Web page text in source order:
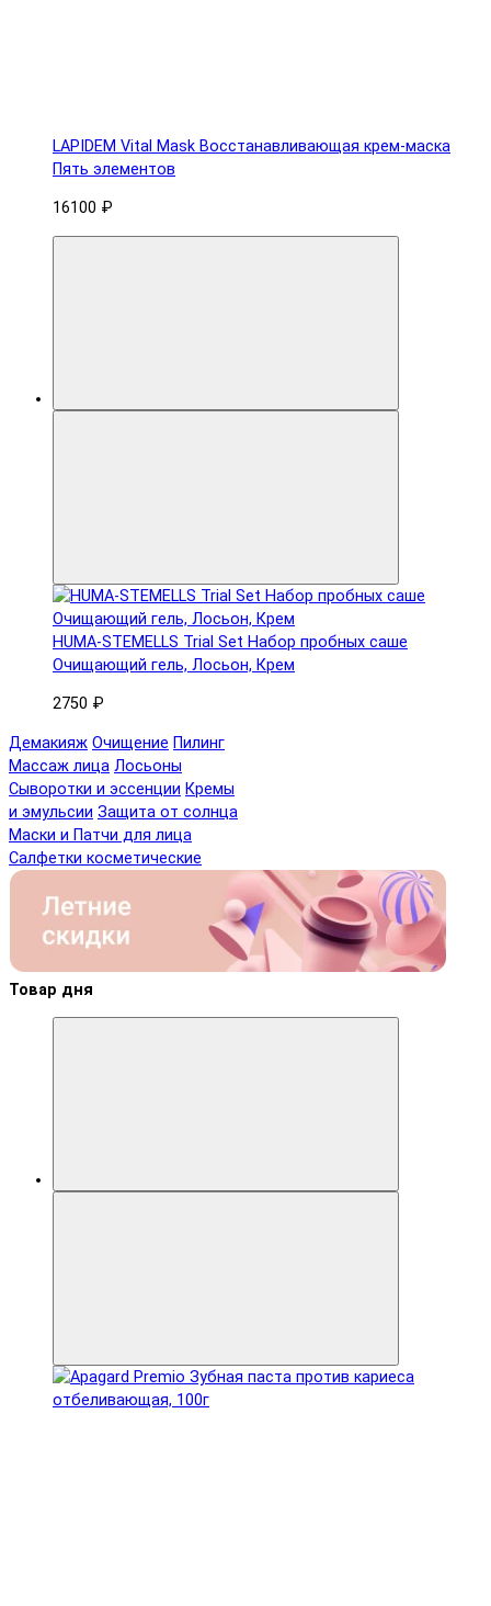
LAPIDEM Vital Mask Восстанавливающая крем-маска
Пять элементов
16100 ₽
HUMA-STEMELLS Trial Set Набор пробных саше
Очищающий гель, Лосьон, Крем
2750 ₽
Демакияж Очищение Пилинг
Массаж лица Лосьоны
Сыворотки и эссенции Кремы
и эмульсии Защита от солнца
Маски и Патчи для лица
Салфетки косметические
Товар дня